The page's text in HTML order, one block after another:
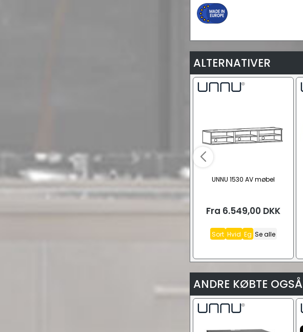
ALTERNATIVER
UNNU 1530 AV møbel
Fra 6.549,00 DKK
Sort Hvid Eg Se alle
ANDRE KØBTE OGSÅ